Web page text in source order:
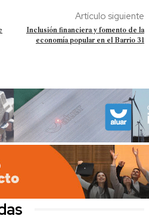
Artículo siguiente
Inclusión financiera y fomento de la
economía popular en el Barrio 31